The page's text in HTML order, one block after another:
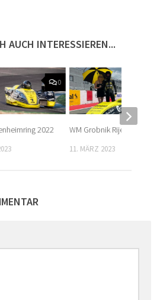
AUCH INTERESSIEREN...
0
2022 WM Grobnik Rijeka 2022
11. MÄRZ 2023